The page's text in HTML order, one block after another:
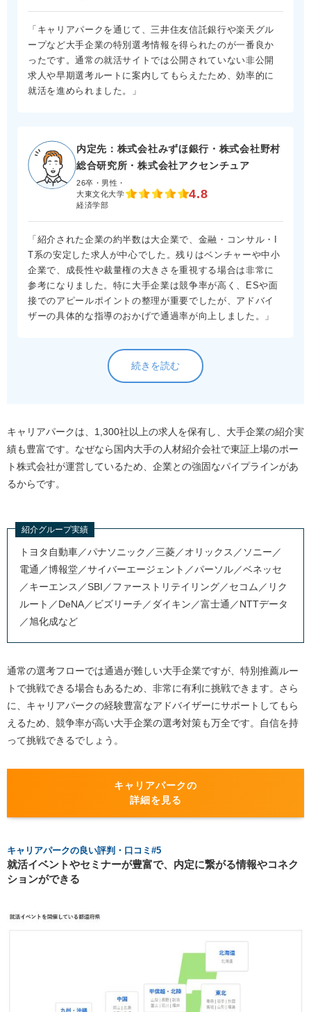
「キャリアパークを通じて、三井住友信託銀行や楽天グル
ープなど大手企業の特別選考情報を得られたのが一番良か
ったです。通常の就活サイトでは公開されていない非公開
求人や早期選考ルートに案内してもらえたため、効率的に
就活を進められました。」
内定先：株式会社みずほ銀行・株式会社野村
総合研究所・株式会社アクセンチュア
26卒・男性・
大東文化大学
経済学部
4.8
「紹介された企業の約半数は大企業で、金融・コンサル・I
T系の安定した求人が中心でした。残りはベンチャーや中小
企業で、成長性や裁量権の大きさを重視する場合は非常に
参考になりました。特に大手企業は競争率が高く、ESや面
接でのアピールポイントの整理が重要でしたが、アドバイ
ザーの具体的な指導のおかげで通過率が向上しました。」
続きを読む
キャリアパークは、1,300社以上の求人を保有し、大手企業の紹介実
績も豊富です。なぜなら国内大手の人材紹介会社で東証上場のポー
ト株式会社が運営しているため、企業との強固なパイプラインがあ
るからです。
紹介グループ実績
トヨタ自動車／パナソニック／三菱／オリックス／ソニー／
電通／博報堂／サイバーエージェント／パーソル／ベネッセ
／キーエンス／SBI／ファーストリテイリング／セコム／リク
ルート／DeNA／ビズリーチ／ダイキン／富士通／NTTデータ
／旭化成など
通常の選考フローでは通過が難しい大手企業ですが、特別推薦ルー
トで挑戦できる場合もあるため、非常に有利に挑戦できます。さら
に、キャリアパークの経験豊富なアドバイザーにサポートしてもら
えるため、競争率が高い大手企業の選考対策も万全です。自信を持
って挑戦できるでしょう。
キャリアパークの
詳細を見る
キャリアパークの良い評判・口コミ#5
就活イベントやセミナーが豊富で、内定に繋がる情報やコネク
ションができる